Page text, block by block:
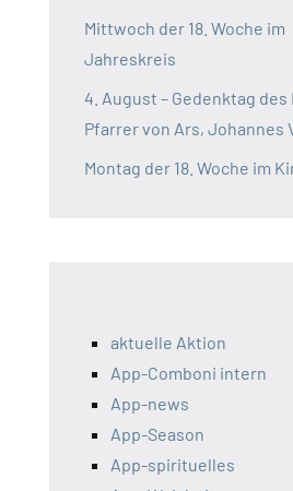
Mittwoch der 18. Woche im
Jahreskreis
4. August – Gedenktag des
Pfarrer von Ars, Johannes
Montag der 18. Woche im
aktuelle Aktion
App-Comboni intern
App-news
App-Season
App-spirituelles